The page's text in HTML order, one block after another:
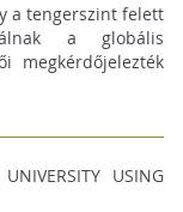
a tengerszint felett
a globális
megkérdőjelezték
USING